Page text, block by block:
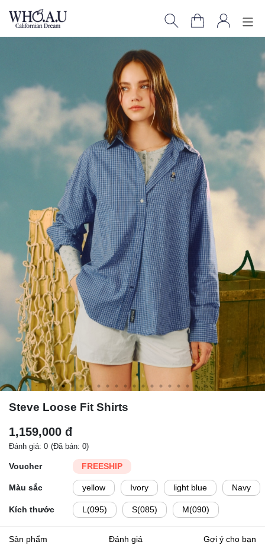
Steve Loose Fit Shirts
1,159,000 đ
Đánh giá: 0 (Đã bán: 0)
Voucher FREESHIP
Màu sắc yellow Ivory light blue Navy
Kích thước L(095) S(085) M(090)
Sản phẩm Đánh giá Gợi ý cho bạn